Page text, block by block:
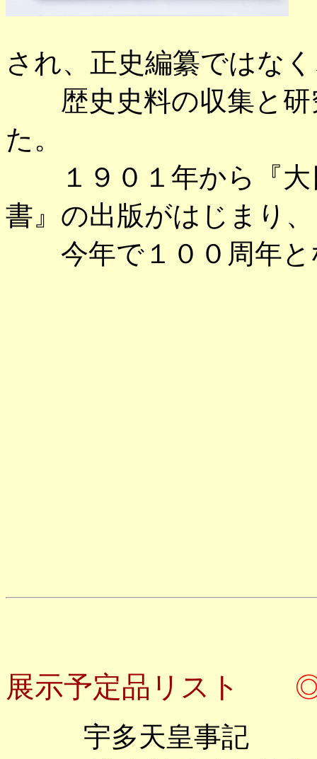
され、正史編纂ではな
歴史史料の収集と研
た。
１９０１年から『大
書』の出版がはじまり、
今年で１００周年と
展示予定品リスト
宇多天皇事記